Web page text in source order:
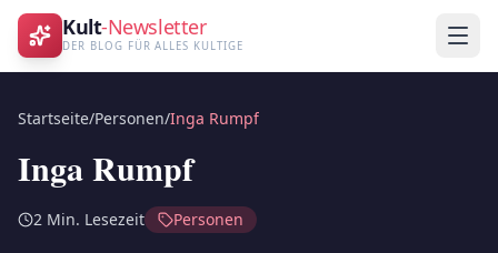
Kult-Newsletter
DER BLOG FÜR ALLES KULTIGE
Startseite/Personen/Inga Rumpf
Inga Rumpf
2 Min. Lesezeit Personen